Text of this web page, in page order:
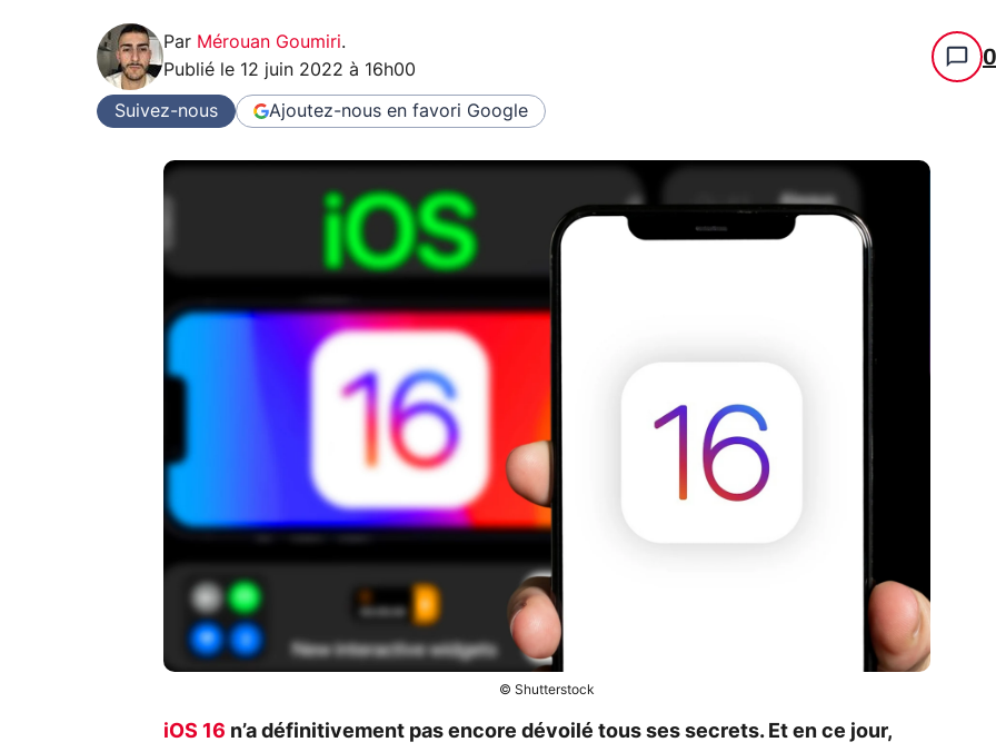
Par Mérouan Goumiri.
Publié le 12 juin 2022 à 16h00 0
Suivez-nous Ajoutez-nous en favori Google
© Shutterstock
iOS 16 n’a définitivement pas encore dévoilé tous ses secrets. Et en ce jour,